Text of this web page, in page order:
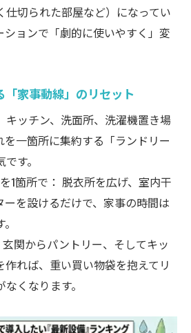
仕切られた部屋など）になってい
ションで「劇的に使いやすく」変
家事動線」のリセット
キッチン、洗面所、洗濯機置き場
一箇所に集約する「ランドリー
す。
1箇所で： 脱衣所を広げ、室内干
ーを設けるだけで、家事の時間は
関からパントリー、そしてキッ
れば、重い買い物袋を抱えてリ
くなります。